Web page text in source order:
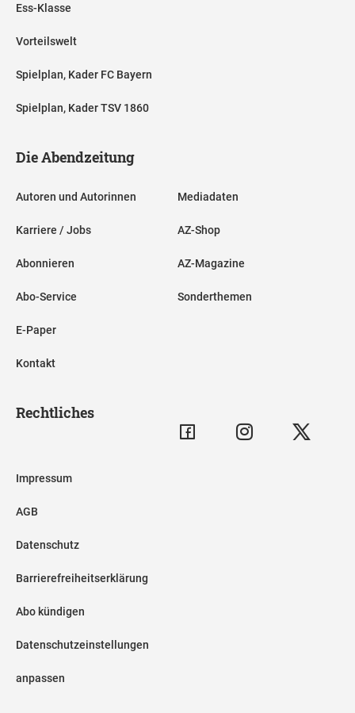
Ess-Klasse
Vorteilswelt
Spielplan, Kader FC Bayern
Spielplan, Kader TSV 1860
Die Abendzeitung
Autoren und Autorinnen
Karriere / Jobs
Abonnieren
Abo-Service
E-Paper
Kontakt
Mediadaten
AZ-Shop
AZ-Magazine
Sonderthemen
Rechtliches
Impressum
AGB
Datenschutz
Barrierefreiheitserklärung
Abo kündigen
Datenschutzeinstellungen
anpassen